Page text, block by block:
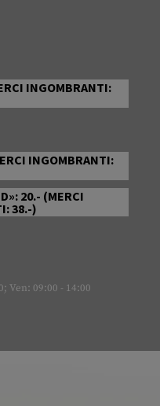
INGOMBRANTI:
INGOMBRANTI:
20.- (MERCI
38.-)
Ven: 09:00 - 14:00